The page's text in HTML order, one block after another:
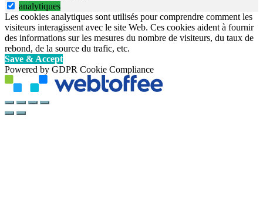
analytiques
Les cookies analytiques sont utilisés pour comprendre comment les
visiteurs interagissent avec le site Web. Ces cookies aident à fournir
des informations sur les mesures du nombre de visiteurs, du taux de
rebond, de la source du trafic, etc.
Save & Accept
Powered by GDPR Cookie Compliance